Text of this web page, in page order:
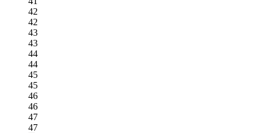
42
42
43
43
44
44
45
45
46
46
47
47